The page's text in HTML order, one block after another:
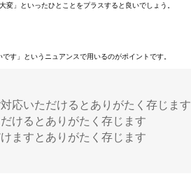
」といったひとことをプラスすると良いでしょう。
す」というニュアンスで用いるのがポイントです。
応いただけるとありがたく存じます
けるとありがたく存じます
ますとありがたく存じます